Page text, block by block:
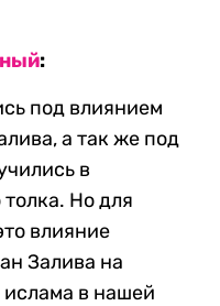
:
под влиянием
а так же под
в
Но для
влияние
Залива на
в нашей